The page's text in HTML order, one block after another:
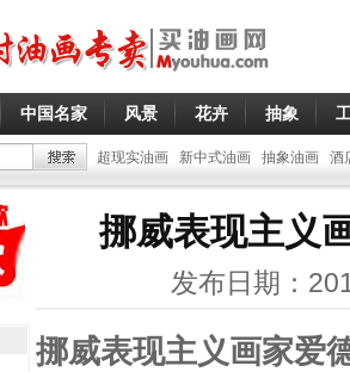
中国名家 风景 花卉 抽象
超现实油画 新中式油画 抽象油画 酒
挪威表现主义
发布日期：
挪威表现主义画家爱